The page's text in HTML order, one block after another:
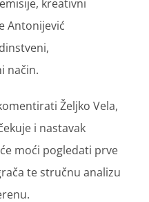
kreativni
Antonijević
način.
Željko Vela,
i nastavak
moći pogledati prve
te stručnu analizu